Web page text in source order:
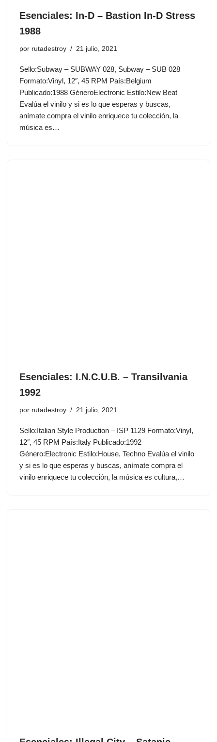
Esenciales: In-D ‎– Bastion In-D Stress
1988
por rutadestroy 21 julio, 2021
Sello:Subway ‎– SUBWAY 028, Subway ‎– SUB 028
Formato:Vinyl, 12″, 45 RPM País:Belgium
Publicado:1988 GéneroElectronic Estilo:New Beat
Evalúa el vinilo y si es lo que esperas y buscas,
anímate compra el vinilo enriquece tu colección, la
música es…
Esenciales: I.N.C.U.B. ‎– Transilvania
1992
por rutadestroy 21 julio, 2021
Sello:Italian Style Production ‎– ISP 1129 Formato:Vinyl,
12″, 45 RPM País:Italy Publicado:1992
Género:Electronic Estilo:House, Techno Evalúa el vinilo
y si es lo que esperas y buscas, anímate compra el
vinilo enriquece tu colección, la música es cultura,…